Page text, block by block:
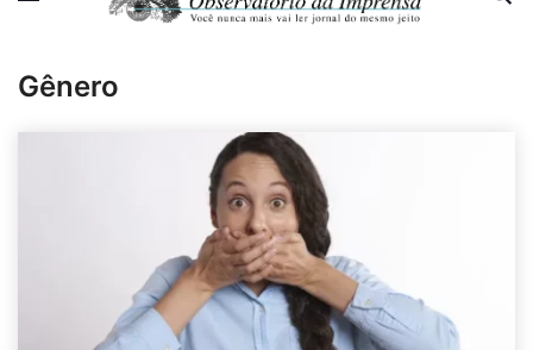
Gênero